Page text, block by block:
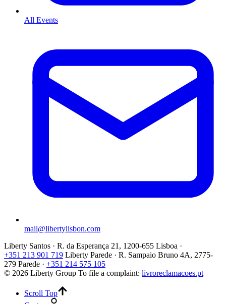
All Events
mail@libertylisbon.com
Liberty Santos · R. da Esperança 21, 1200-655 Lisboa ·
+351 213 901 719 Liberty Parede · R. Sampaio Bruno 4A, 2775-
279 Parede · +351 214 575 105
© 2026 Liberty Group To file a complaint: livroreclamacoes.pt
Scroll Top